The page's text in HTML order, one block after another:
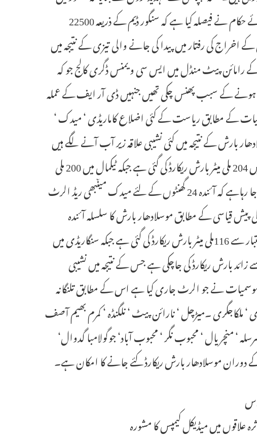
44000 کیوزک پانی جمع ہونے لگا ہے اور اس رفتار کو دیکھتے ہوئے حکام نے فیصلہ کیا ہے کہ سنگور ڈیم کے ذریعہ 22500
کی رفتار میں پیدا کی جانے والی تیزی کے نتیجہ میں
رامائن پیٹ منڈل میں ایس سی ویمنس ڈگری کالج جو کہ
زائد طالبات پانی جمع ہونے کے سبب پھنس چکی تھیں جنہیں ڈی آر ایف کے عملہ
کے مطابق ریاست کے کئی اضلاع کاماریڈی ‘ میدک ‘
کے نتیجہ میں کئی نشیبی علاقہ زیر آب آنے لگے ہیں
۔ ضلع میدک میں گذشتہ 14گھنٹوں کے دوران پدا شنکرم پیٹ میں 204 ملی میٹر بارش ریکارڈ کی گئی ہے جبکہ ٹیکمال میں 200 ملی
میٹر بارش ریکارڈ کئے جانے کی اطلاعات موصول ہوئی ہیں اور کہا جا رہاہے کہ آئندہ 24 گھنٹوں کے لئے میدک میںبھی ریڈ الرٹ
قیاسی کے مطابق موسلادھار بارش کا سلسلہ آئندہ
24گھنٹوں کے دوران جاری رہے گا۔ ضلع میدک میں مجموعی اعتبار سے 116ملی میٹر بارش ریکارڈ کی گئی ہے جبکہ سنگاریڈی میں
کی گئی ہے اور سدی پیٹ میں 60ملی میٹر سے زائد بارش ریکارڈ کی جاچکی ہے جس کے نتیجہ میں نشیبی
نے جو الرٹ جاری کیا ہے اس کے مطابق تلنگانہ
‘ ملکاجگری ۔میڑچل ‘ نارائن پیٹ ‘ نلگنڈہ ‘ کمرم بھیم آصف
‘ منچریال ‘ محبوب نگر ‘ محبوب آباد‘ جوگولامبا گدوال‘
میں میڈیکل کیمپس کا مشورہ